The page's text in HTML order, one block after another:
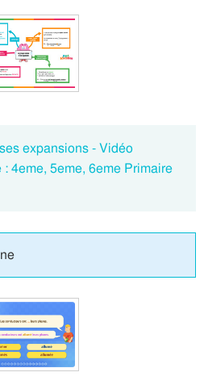
expansions - Vidéo
4eme, 5eme, 6eme Primaire